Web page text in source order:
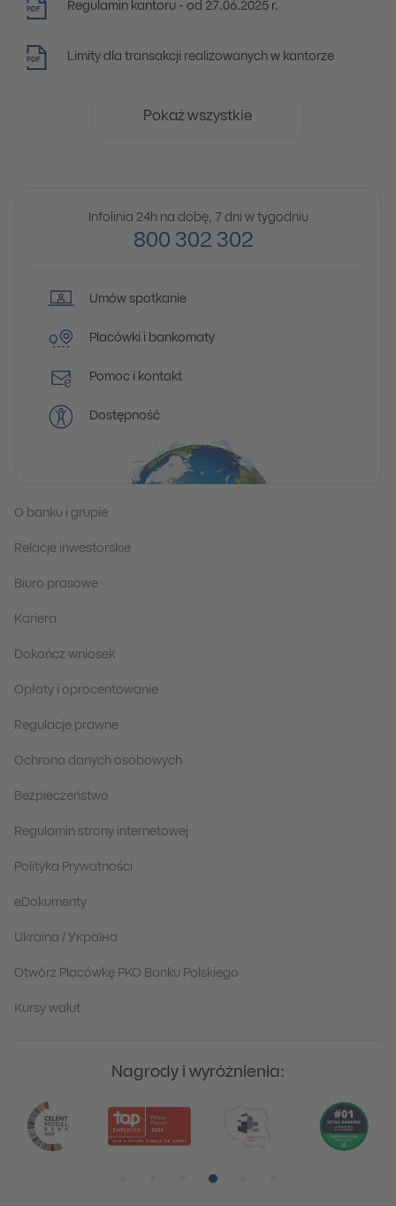
PDF Regulamin kantoru - od 27.06.2025 r.
PDF Limity dla transakcji realizowanych w kantorze
Pokaż wszystkie
Infolinia 24h na dobę, 7 dni w tygodniu
800 302 302
Umów spotkanie
Placówki i bankomaty
Pomoc i kontakt
Dostępność
O banku i grupie
Relacje inwestorskie
Biuro prasowe
Kariera
Dokończ wniosek
Opłaty i oprocentowanie
Regulacje prawne
Ochrona danych osobowych
Bezpieczeństwo
Regulamin strony internetowej
Polityka Prywatności
eDokumenty
Ukraina / Україна
Otwórz Placówkę PKO Banku Polskiego
Kursy walut
Nagrody i wyróżnienia: